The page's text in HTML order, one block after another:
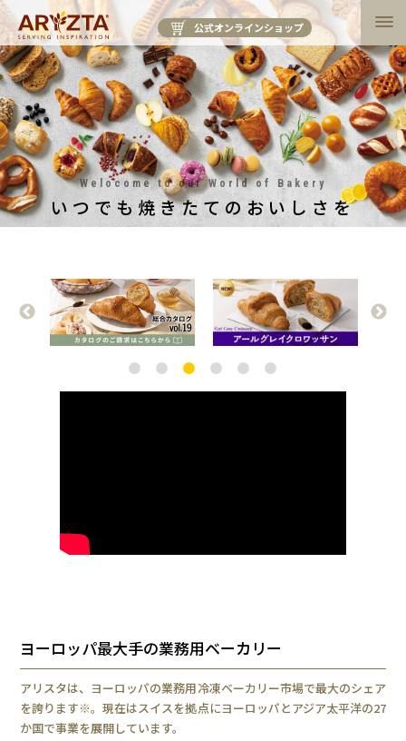
公式オンラインショップ
Welocome to our World of Bakery
いつでも焼きたてのおいしさを
ヨーロッパ最大手の業務用ベーカリー
アリスタは、ヨーロッパの業務用冷凍ベーカリー市場で最大のシェア
を誇ります※。現在はスイスを拠点にヨーロッパとアジア太平洋の27
か国で事業を展開しています。